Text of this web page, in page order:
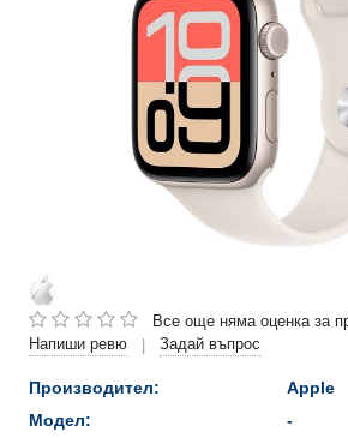
Все още няма оценка за
Напиши ревю
| Задай въпрос
Производител:
Apple
Модел:
-